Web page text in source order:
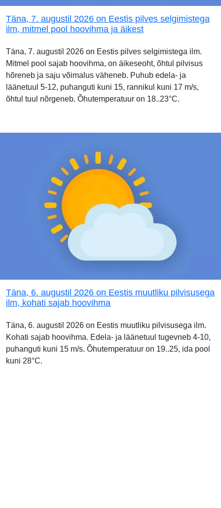
Täna, 7. augustil 2026 on Eestis pilves selgimistega
ilm, mitmel pool hoovihma ja äikest
Täna, 7. augustil 2026 on Eestis pilves selgimistega ilm.
Mitmel pool sajab hoovihma, on äikeseoht, õhtul pilvisus
hõreneb ja saju võimalus väheneb. Puhub edela- ja
läänetuul 5-12, puhanguti kuni 15, rannikul kuni 17 m/s,
õhtul tuul nõrgeneb. Õhutemperatuur on 18..23°C.
Täna, 6. augustil 2026 on Eestis muutliku pilvisusega
ilm, kohati sajab hoovihma
Täna, 6. augustil 2026 on Eestis muutliku pilvisusega ilm.
Kohati sajab hoovihma. Edela- ja läänetuul tugevneb 4-10,
puhanguti kuni 15 m/s. Õhutemperatuur on 19..25, ida pool
kuni 28°C.